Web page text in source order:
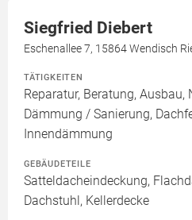
Siegfried Diebert
Eschenallee 7, 15864 Wendisch
TÄTIGKEITEN
Reparatur, Beratung, Ausbau,
Dämmung / Sanierung,
Innendämmung
GEBÄUDETEILE
Satteldacheindeckung,
Dachstuhl, Kellerdecke